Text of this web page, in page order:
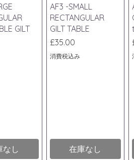
ビュー
GILT
なし
クイックビュー
AF3 -SMALL
RECTANGULAR
GILT TABLE
価格
£35.00
消費税込み
在庫なし